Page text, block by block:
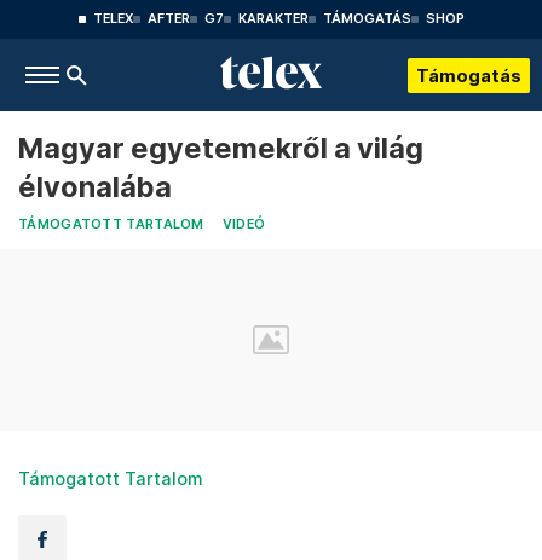
TELEX AFTER G7 KARAKTER TÁMOGATÁS SHOP
Támogatás
Magyar egyetemekről a világ
élvonalába
TÁMOGATOTT TARTALOM VIDEÓ
Támogatott Tartalom